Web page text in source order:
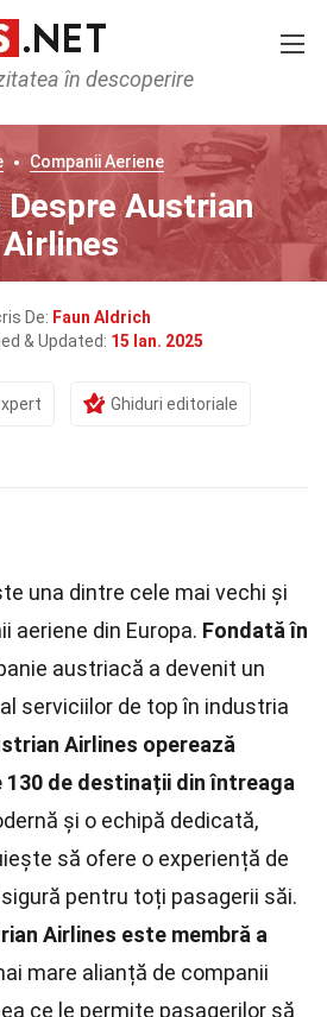
în descoperire
Companii Aeriene
Despre Austrian
Airlines
De: Faun Aldrich
& Updated: 15 Ian. 2025
Ghiduri editoriale
una dintre cele mai vechi și
aeriene din Europa. Fondată în
austriacă a devenit un
serviciilor de top în industria
Airlines operează
de destinații din întreaga
și o echipă dedicată,
să ofere o experiență de
pentru toți pasagerii săi.
Airlines este membră a
mare alianță de companii
ce le permite pasagerilor să